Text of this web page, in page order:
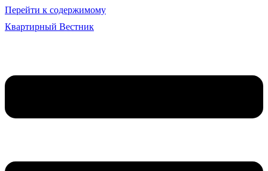
Перейти к содержимому
Квартирный Вестник